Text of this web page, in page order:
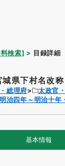
検索] 目録詳細
県下村名改称
総理府 太政官
治四年～明治十年
基本情報